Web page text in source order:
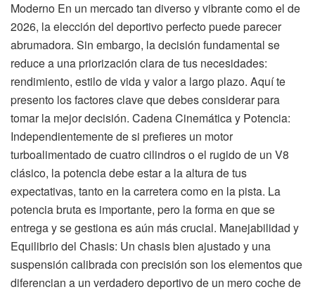
Moderno En un mercado tan diverso y vibrante como el de
2026, la elección del deportivo perfecto puede parecer
abrumadora. Sin embargo, la decisión fundamental se
reduce a una priorización clara de tus necesidades:
rendimiento, estilo de vida y valor a largo plazo. Aquí te
presento los factores clave que debes considerar para
tomar la mejor decisión. Cadena Cinemática y Potencia:
Independientemente de si prefieres un motor
turboalimentado de cuatro cilindros o el rugido de un V8
clásico, la potencia debe estar a la altura de tus
expectativas, tanto en la carretera como en la pista. La
potencia bruta es importante, pero la forma en que se
entrega y se gestiona es aún más crucial. Manejabilidad y
Equilibrio del Chasis: Un chasis bien ajustado y una
suspensión calibrada con precisión son los elementos que
diferencian a un verdadero deportivo de un mero coche de